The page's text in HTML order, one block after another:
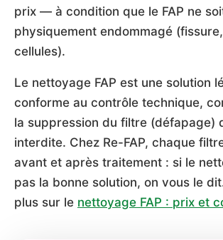
prix — à condition que le FAP ne
physiquement endommagé
cellules).
Le nettoyage FAP est une solution
conforme au contrôle technique,
la suppression du filtre (défapage)
interdite. Chez Re-FAP, chaque
avant et après traitement : si le
pas la bonne solution, on vous le
plus sur le nettoyage FAP : prix et